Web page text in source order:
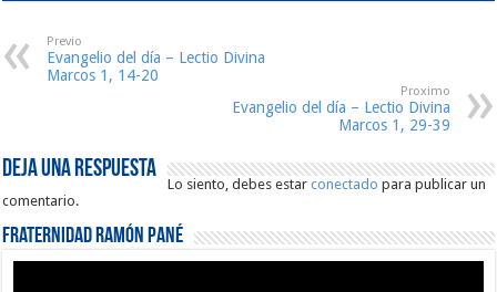
Previo
Evangelio del día – Lectio Divina
Marcos 1, 14-20
Proximo
Evangelio del día – Lectio Divina
Marcos 1, 29-39
Deja una respuesta
Lo siento, debes estarconectado para publicar un
comentario.
Fraternidad Ramón Pané